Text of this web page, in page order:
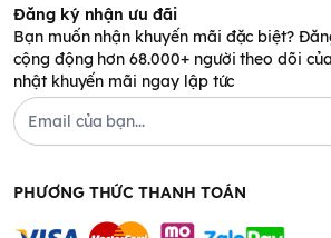
Đăng ký nhận ưu đãi
Bạn muốn nhận khuyến mãi đặc biệt?
cộng động hơn 68.000+ người theo dõi
nhật khuyến mãi ngay lập tức
PHƯƠNG THỨC THANH TOÁN